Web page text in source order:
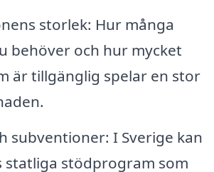
storlek: Hur många
behöver och hur mycket
är tillgänglig spelar en stor
subventioner: I Sverige kan
statliga stödprogram som